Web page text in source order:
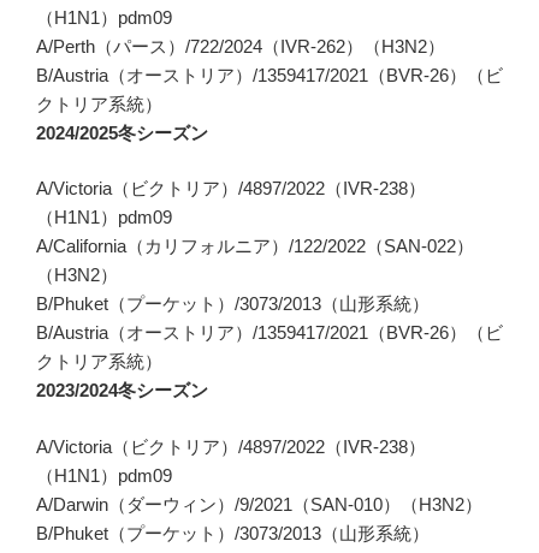
（H1N1）pdm09
A/Perth（パース）/722/2024（IVR-262）（H3N2）
B/Austria（オーストリア）/1359417/2021（BVR-26）（ビ
クトリア系統）
2024/2025冬シーズン
A/Victoria（ビクトリア）/4897/2022（IVR-238）
（H1N1）pdm09
A/California（カリフォルニア）/122/2022（SAN-022）
（H3N2）
B/Phuket（プーケット）/3073/2013（山形系統）
B/Austria（オーストリア）/1359417/2021（BVR-26）（ビ
クトリア系統）
2023/2024冬シーズン
A/Victoria（ビクトリア）/4897/2022（IVR-238）
（H1N1）pdm09
A/Darwin（ダーウィン）/9/2021（SAN-010）（H3N2）
B/Phuket（プーケット）/3073/2013（山形系統）